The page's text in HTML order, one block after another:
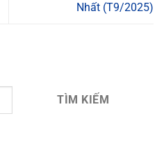
Nhất (T9/2025)
TÌM KIẾM